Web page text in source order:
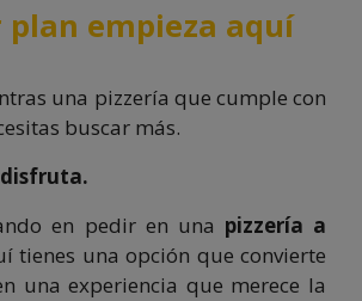
plan empieza aquí
una pizzería que cumple con
buscar más.
disfruta.
en pedir en una pizzería a
tienes una opción que convierte
una experiencia que merece la